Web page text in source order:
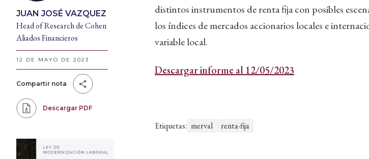
JUAN JOSÉ VAZQUEZ
Head of Research de Cohen
Aliados Financieros
12 DE MAYO DE 2023
Compartir nota
Descargar PDF
distintos instrumentos de renta fija con posibles
los índices de mercados accionarios locales e
variable local.
Descargar informe al 12/05/2023
Etiquetas: merval renta-fija